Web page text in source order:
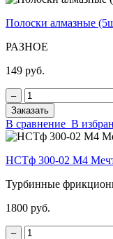
Полоски алмазные
РАЗНОЕ
149 руб.
‒
Заказать
В сравнение В
НСТф 300-02 М4
Турбинные
1800 руб.
‒